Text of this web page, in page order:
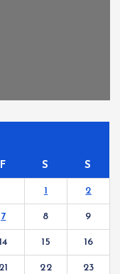
F S S
1 2
7 8 9
14 15 16
21 22 23